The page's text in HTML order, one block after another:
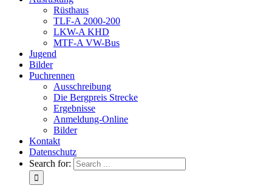
Rüsthaus
TLF-A 2000-200
LKW-A KHD
MTF-A VW-Bus
Jugend
Bilder
Puchrennen
Ausschreibung
Die Bergpreis Strecke
Ergebnisse
Anmeldung-Online
Bilder
Kontakt
Datenschutz
Search for: